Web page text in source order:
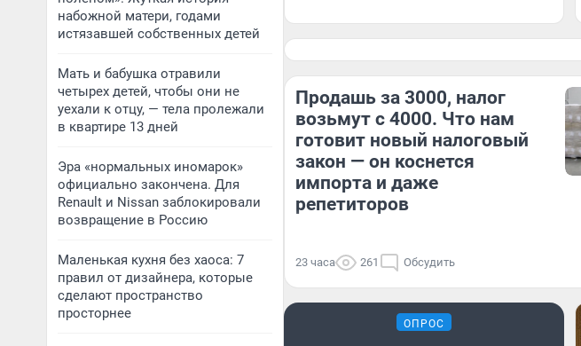
набожной матери, годами
истязавшей собственных детей
Мать и бабушка отравили
четырех детей, чтобы они не
уехали к отцу, — тела пролежали
в квартире 13 дней
Эра «нормальных иномарок»
официально закончена. Для
Renault и Nissan заблокировали
возвращение в Россию
Маленькая кухня без хаоса: 7
правил от дизайнера, которые
сделают пространство
просторнее
Продашь за 3000, налог
возьмут с 4000. Что нам
готовит новый налоговый
закон — он коснется
импорта и даже
репетиторов
23 часа 261 Обсудить
ОПРОС